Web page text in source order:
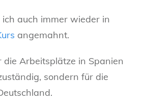
auch immer wieder in
angemahnt.
Arbeitsplätze in Spanien
sondern für die